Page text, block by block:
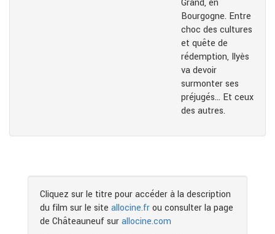
Grand, en
Bourgogne. Entre
choc des cultures
et quête de
rédemption, Ilyès
va devoir
surmonter ses
préjugés… Et ceux
des autres.
Cliquez sur le titre pour accéder à la description
du film sur le site allocine.frou consulter la page
de Châteauneuf surallocine.com